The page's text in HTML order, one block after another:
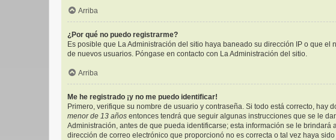
Arriba
¿Por qué no puedo registrarme?
Es posible que La Administración del sitio haya baneado su dirección IP o que
de nuevos usuarios. Póngase en contacto con La Administración del sitio.
Arriba
Me he registrado ¡y no me puedo identificar!
Primero, verifique su nombre de usuario y contraseña. Si todo está correcto,
menor de 13 años entonces tendrá que seguir algunas instrucciones que se le
Administración, antes de que pueda identificarse; esta información se le
dirección de correo electrónico que proporcionó no es correcta o tal vez haya